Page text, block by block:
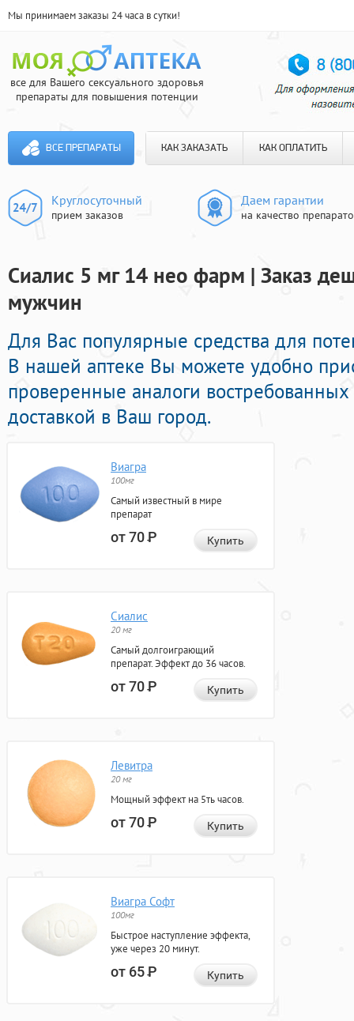
Мы принимаем заказы 24 часа в сутки!
все для Вашего сексуального здоровья
препараты для повышения потенции
ВСЕ ПРЕПАРАТЫ КАК ЗАКАЗАТЬ КАК ОПЛАТИТЬ
Круглосуточный
прием заказов
Даем гарантии
на качество
Сиалис 5 мг 14 нео фарм | Заказ
мужчин
Для Вас популярные средства для
В нашей аптеке Вы можете удобно
проверенные аналоги
доставкой в Ваш город.
Виагра
100мг
Самый известный в мире
препарат
от 70Р Купить
Сиалис
20 мг
Самый долгоиграющий
препарат. Эффект до 36 часов.
от 70Р Купить
Левитра
20 мг
Мощный эффект на 5ть часов.
от 70Р Купить
Виагра Софт
100мг
Быстрое наступление эффекта,
уже через 20 минут.
от 65Р Купить